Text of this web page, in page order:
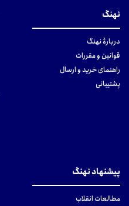
نهنگ
دربارهٔ نهنگ
قوانین و مقررات
راهنمای خرید و ارسال
پشتیبانی
پیشنهاد نهنگ
مطالعات انقلاب